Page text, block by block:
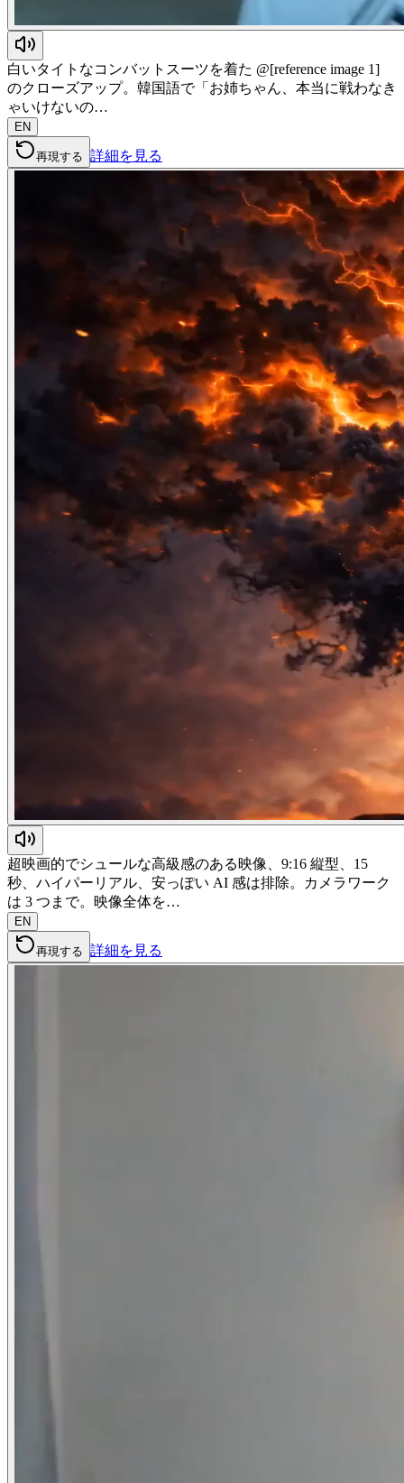
白いタイトなコンバットスーツを着た @[reference image 1]
のクローズアップ。韓国語で「お姉ちゃん、本当に戦わなき
ゃいけないの…
EN
再現する 詳細を見る
超映画的でシュールな高級感のある映像、9:16 縦型、15
秒、ハイパーリアル、安っぽい AI 感は排除。カメラワーク
は 3 つまで。映像全体を…
EN
再現する 詳細を見る